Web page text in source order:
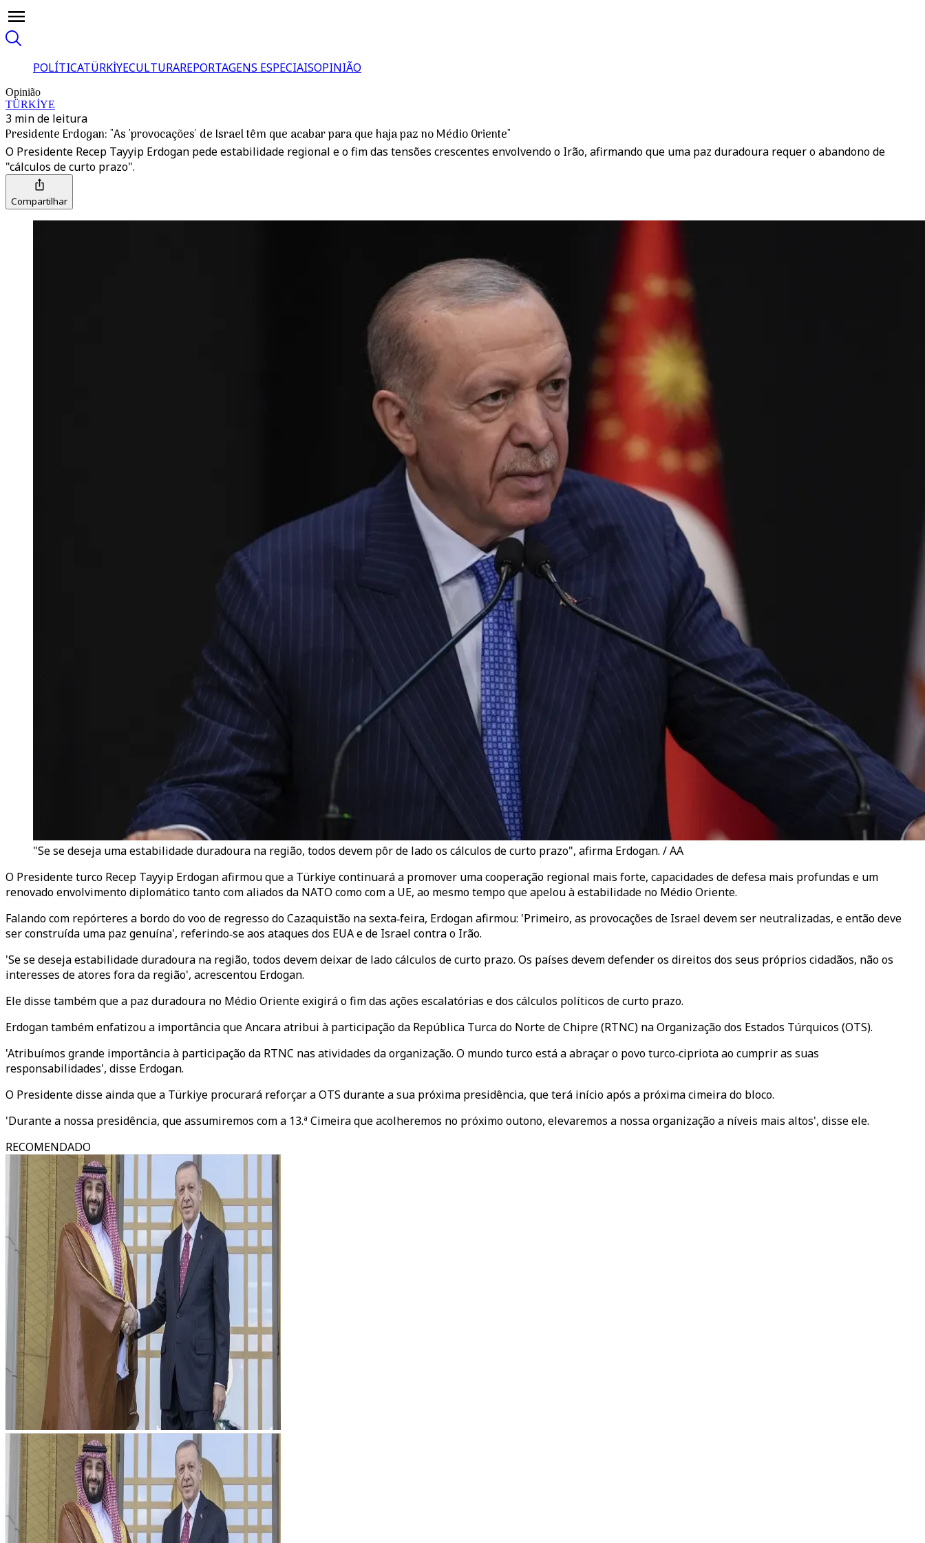
POLÍTICATÜRKİYECULTURAREPORTAGENS ESPECIAISOPINIÃO
Opinião
TÜRKİYE
3 min de leitura
Presidente Erdogan: "As 'provocações' de Israel têm que acabar para que haja paz no Médio Oriente"
O Presidente Recep Tayyip Erdogan pede estabilidade regional e o fim das tensões crescentes envolvendo o Irão, afirmando que uma paz duradoura requer o abandono de
"cálculos de curto prazo".
Compartilhar
"Se se deseja uma estabilidade duradoura na região, todos devem pôr de lado os cálculos de curto prazo", afirma Erdogan. / AA
O Presidente turco Recep Tayyip Erdogan afirmou que a Türkiye continuará a promover uma cooperação regional mais forte, capacidades de defesa mais profundas e um
renovado envolvimento diplomático tanto com aliados da NATO como com a UE, ao mesmo tempo que apelou à estabilidade no Médio Oriente.
Falando com repórteres a bordo do voo de regresso do Cazaquistão na sexta‑feira, Erdogan afirmou: 'Primeiro, as provocações de Israel devem ser neutralizadas, e então deve
ser construída uma paz genuína', referindo‑se aos ataques dos EUA e de Israel contra o Irão.
'Se se deseja estabilidade duradoura na região, todos devem deixar de lado cálculos de curto prazo. Os países devem defender os direitos dos seus próprios cidadãos, não os
interesses de atores fora da região', acrescentou Erdogan.
Ele disse também que a paz duradoura no Médio Oriente exigirá o fim das ações escalatórias e dos cálculos políticos de curto prazo.
Erdogan também enfatizou a importância que Ancara atribui à participação da República Turca do Norte de Chipre (RTNC) na Organização dos Estados Túrquicos (OTS).
'Atribuímos grande importância à participação da RTNC nas atividades da organização. O mundo turco está a abraçar o povo turco‑cipriota ao cumprir as suas
responsabilidades', disse Erdogan.
O Presidente disse ainda que a Türkiye procurará reforçar a OTS durante a sua próxima presidência, que terá início após a próxima cimeira do bloco.
'Durante a nossa presidência, que assumiremos com a 13.ª Cimeira que acolheremos no próximo outono, elevaremos a nossa organização a níveis mais altos', disse ele.
RECOMENDADO